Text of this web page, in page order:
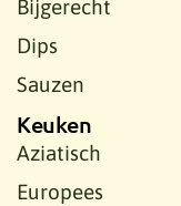
Bijgerecht
Dips
Sauzen
Keuken
Aziatisch
Europees